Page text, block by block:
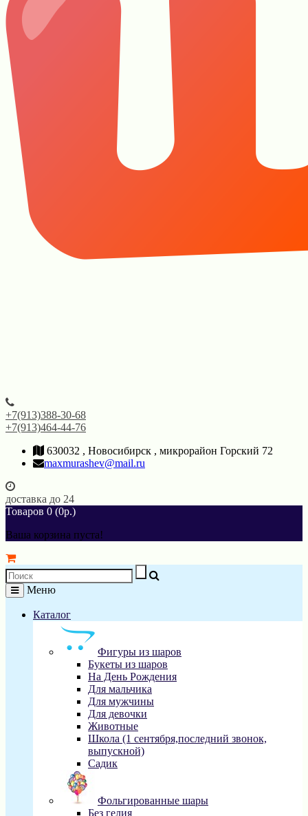
+7(913)388-30-68
+7(913)464-44-76
630032 , Новосибирск , микрорайон Горский 72
maxmurashev@mail.ru
доставка до 24
Товаров 0 (0р.)
Ваша корзина пуста!
Меню
Каталог
Фигуры из шаров
Букеты из шаров
На День Рождения
Для мальчика
Для мужчины
Для девочки
Животные
Школа (1 сентября,последний звонок,
выпускной)
Садик
Фольгированные шары
Без гелия